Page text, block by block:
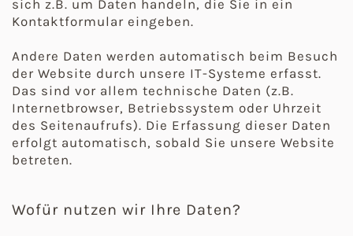
sich z.B. um Daten handeln, die Sie in ein
Kontaktformular eingeben.
Andere Daten werden automatisch beim Besuch
der Website durch unsere IT-Systeme erfasst.
Das sind vor allem technische Daten (z.B.
Internetbrowser, Betriebssystem oder Uhrzeit
des Seitenaufrufs). Die Erfassung dieser Daten
erfolgt automatisch, sobald Sie unsere Website
betreten.
Wofür nutzen wir Ihre Daten?